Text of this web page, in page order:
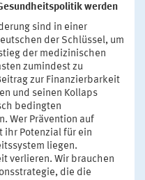
werden
sind in einer
der Schlüssel, um
der medizinischen
zumindest zu
zur Finanzierbarkeit
und seinen Kollaps
bedingten
Wer Prävention auf
ihr Potenzial für ein
liegen.
verlieren. Wir brauchen
die die